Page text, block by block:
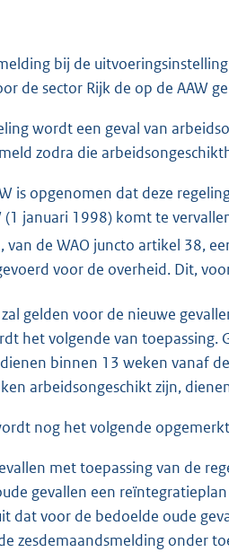
bij de
de sector Rijk de op de AAW
wordt een geval van
zodra die
is opgenomen dat deze
(1 januari 1998) komt te
van de WAO juncto artikel 38,
voor de overheid. Dit,
gelden voor de nieuwe
het volgende van
binnen 13 weken vanaf
arbeidsongeschikt zijn,
nog het volgende
met toepassing van de
gevallen een
dat voor de bedoelde oude
zesdemaandsmelding onder